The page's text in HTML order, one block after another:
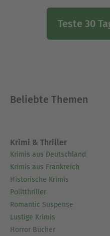
Teste 30
Beliebte Themen
Krimi & Thriller
Krimis aus Deutschland
Krimis aus Frankreich
Historische Krimis
Politthriller
Romantic Suspense
Lustige Krimis
Horror Bücher